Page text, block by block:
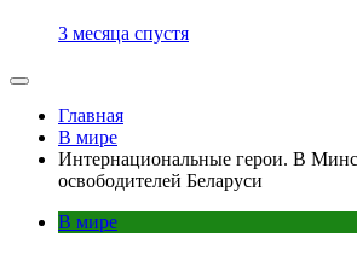
3 месяца спустя
Главная
В мире
Интернациональные герои. В
освободителей Беларуси
В мире